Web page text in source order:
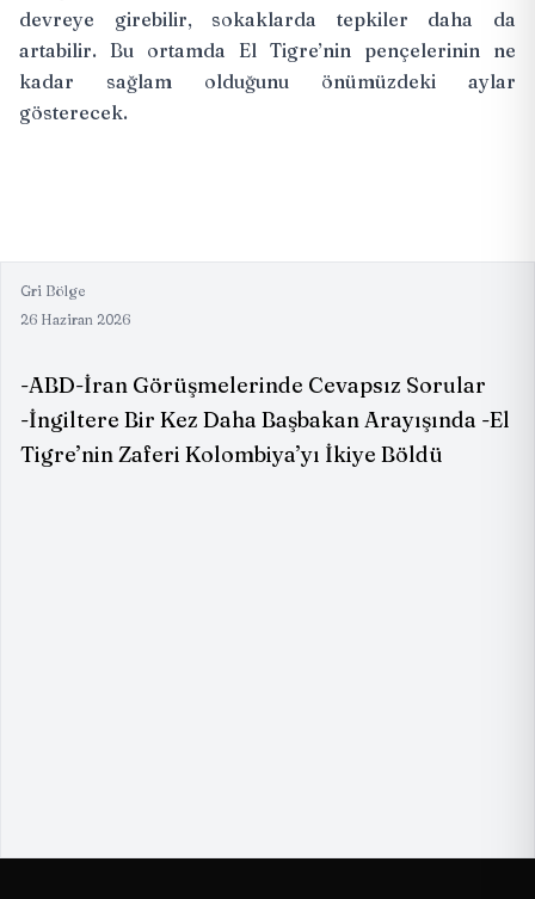
devreye girebilir, sokaklarda tepkiler daha da
artabilir. Bu ortamda El Tigre’nin pençelerinin ne
kadar sağlam olduğunu önümüzdeki aylar
gösterecek.
Gri Bölge
26 Haziran 2026
-ABD-İran Görüşmelerinde Cevapsız Sorular
-İngiltere Bir Kez Daha Başbakan Arayışında -El
Tigre’nin Zaferi Kolombiya’yı İkiye Böldü